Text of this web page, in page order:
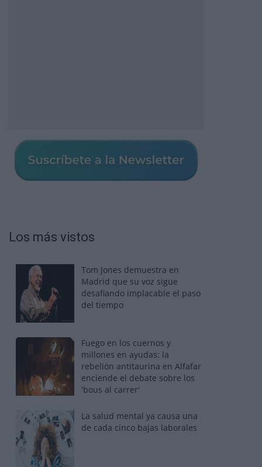
Los más vistos
Tom Jones demuestra en
Madrid que su voz sigue
desafiando implacable el paso
del tiempo
Fuego en los cuernos y
millones en ayudas: la
rebelión antitaurina en Alfafar
enciende el debate sobre los
'bous al carrer'
La salud mental ya causa una
de cada cinco bajas laborales